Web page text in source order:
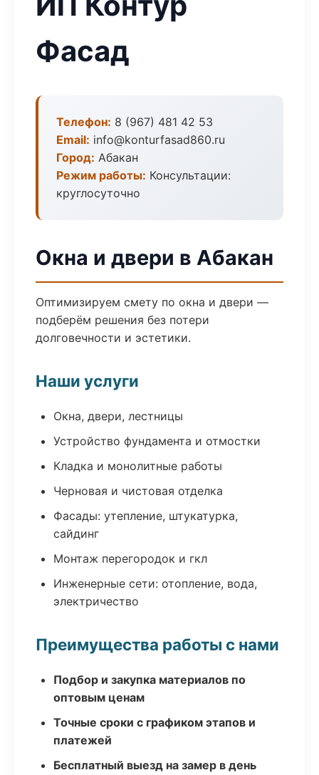
Фасад
Телефон: 8 (967) 481 42 53
Email: info@konturfasad860.ru
Город: Абакан
Режим работы: Консультации:
круглосуточно
Окна и двери в Абакан
Оптимизируем смету по окна и двери —
подберём решения без потери
долговечности и эстетики.
Наши услуги
Окна, двери, лестницы
Устройство фундамента и отмостки
Кладка и монолитные работы
Черновая и чистовая отделка
Фасады: утепление, штукатурка,
сайдинг
Монтаж перегородок и гкл
Инженерные сети: отопление, вода,
электричество
Преимущества работы с нами
Подбор и закупка материалов по
оптовым ценам
Точные сроки с графиком этапов и
платежей
Бесплатный выезд на замер в день